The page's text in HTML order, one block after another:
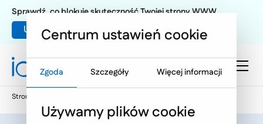
Umów warsztat UX
Sprawdź, co blokuje skuteczność Twojej strony WWW
Strona główna
Centrum ustawień cookie
Zgoda Szczegóły Więcej informacji
Używamy plików cookie